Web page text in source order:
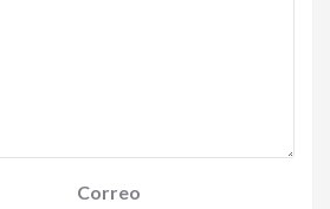
Correo